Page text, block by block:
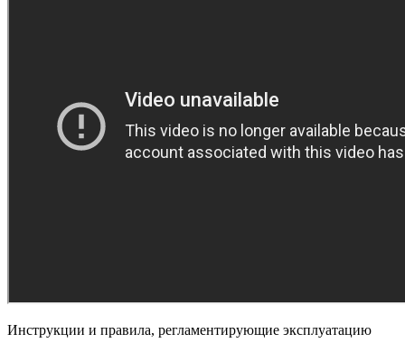
Инструкции и правила, регламентирующие эксплуатацию